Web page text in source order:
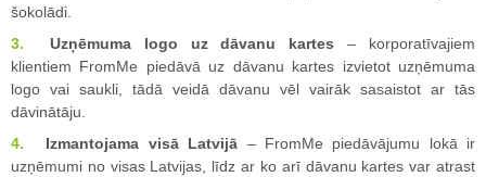
šokolādi.
Uzņēmuma logo uz dāvanu kartes – korporatīvajiem
klientiem FromMe piedāvā uz dāvanu kartes izvietot uzņēmuma
logo vai saukli, tādā veidā dāvanu vēl vairāk sasaistot ar tās
dāvinātāju.
Izmantojama visā Latvijā – FromMe piedāvājumu lokā ir
uzņēmumi no visas Latvijas, līdz ar ko arī dāvanu kartes var atrast